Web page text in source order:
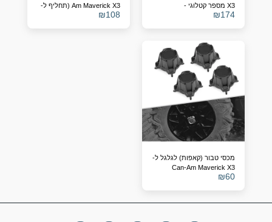
X3 מספר קטלוגי -
715900422
₪174
Am Maverick X3 (תחליף ל-
OEM 710004743/4)
₪108
מכסי טבור (קאפות) לגלגל ל-
Can-Am Maverick X3
(תחליף ל-705401841)
₪60